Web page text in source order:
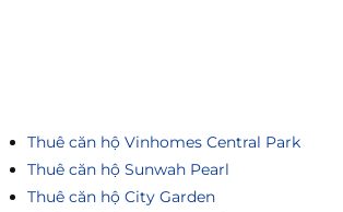
Thuê căn hộ Vinhomes Central Park
Thuê căn hộ Sunwah Pearl
Thuê căn hộ City Garden